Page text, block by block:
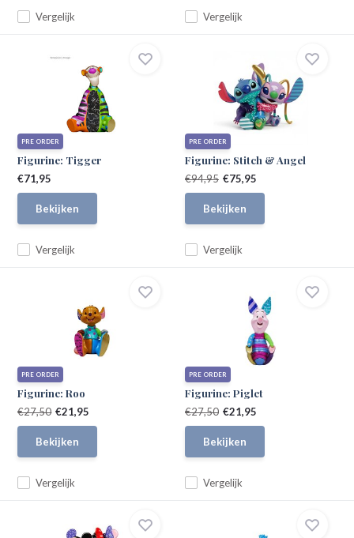
Vergelijk Vergelijk
PRE ORDER
Figurine: Tigger
Vergelijk
€71,95
Bekijken
PRE ORDER
Figurine: Stitch & Angel
Vergelijk
€94,95 €75,95
Bekijken
PRE ORDER
Figurine: Roo
Vergelijk
€27,50 €21,95
Bekijken
PRE ORDER
Figurine: Piglet
Vergelijk
€27,50 €21,95
Bekijken